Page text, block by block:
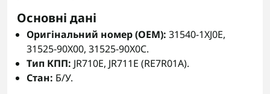
Основні дані
Оригінальний номер (OEM): 31540-1XJ0E,
31525-90X00, 31525-90X0C.
Тип КПП: JR710E, JR711E (RE7R01A).
Стан: Б/У.